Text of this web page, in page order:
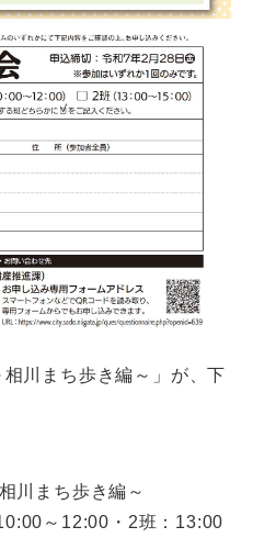
相川まち歩き編～」が、下
川まち歩き編～
～12:00・2班：13:00